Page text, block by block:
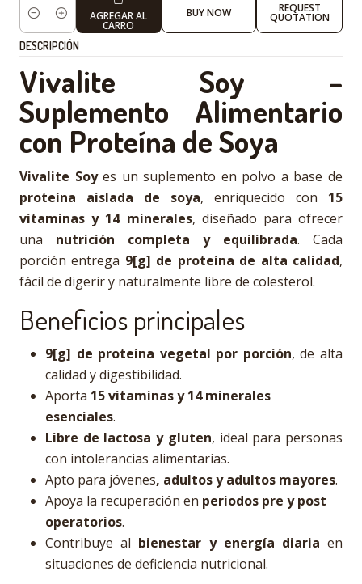
Cantidad AGREGAR AL
CARRO
BUY NOW REQUEST
QUOTATION
DESCRIPCIÓN
Vivalite Soy –
Suplemento Alimentario
con Proteína de Soya
Vivalite Soyes un suplemento en polvo a base de
proteína aislada de soya, enriquecido con 15
vitaminas y 14 minerales, diseñado para ofrecer
una nutrición completa y equilibrada. Cada
porción entrega 9[g] de proteína de alta calidad,
fácil de digerir y naturalmente libre de colesterol.
Beneficios principales
9[g] de proteína vegetal por porción, de alta
calidad y digestibilidad.
Aporta 15 vitaminas y 14 minerales
esenciales.
Libre de lactosa y gluten, ideal para personas
con intolerancias alimentarias.
Apto para jóvenes, adultos y adultos mayores.
Apoya la recuperación en periodos pre y post
operatorios.
Contribuye al bienestar y energía diaria en
situaciones de deficiencia nutricional.